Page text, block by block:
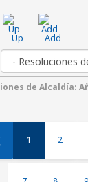
Up Add
de Alcaldía:
1 2